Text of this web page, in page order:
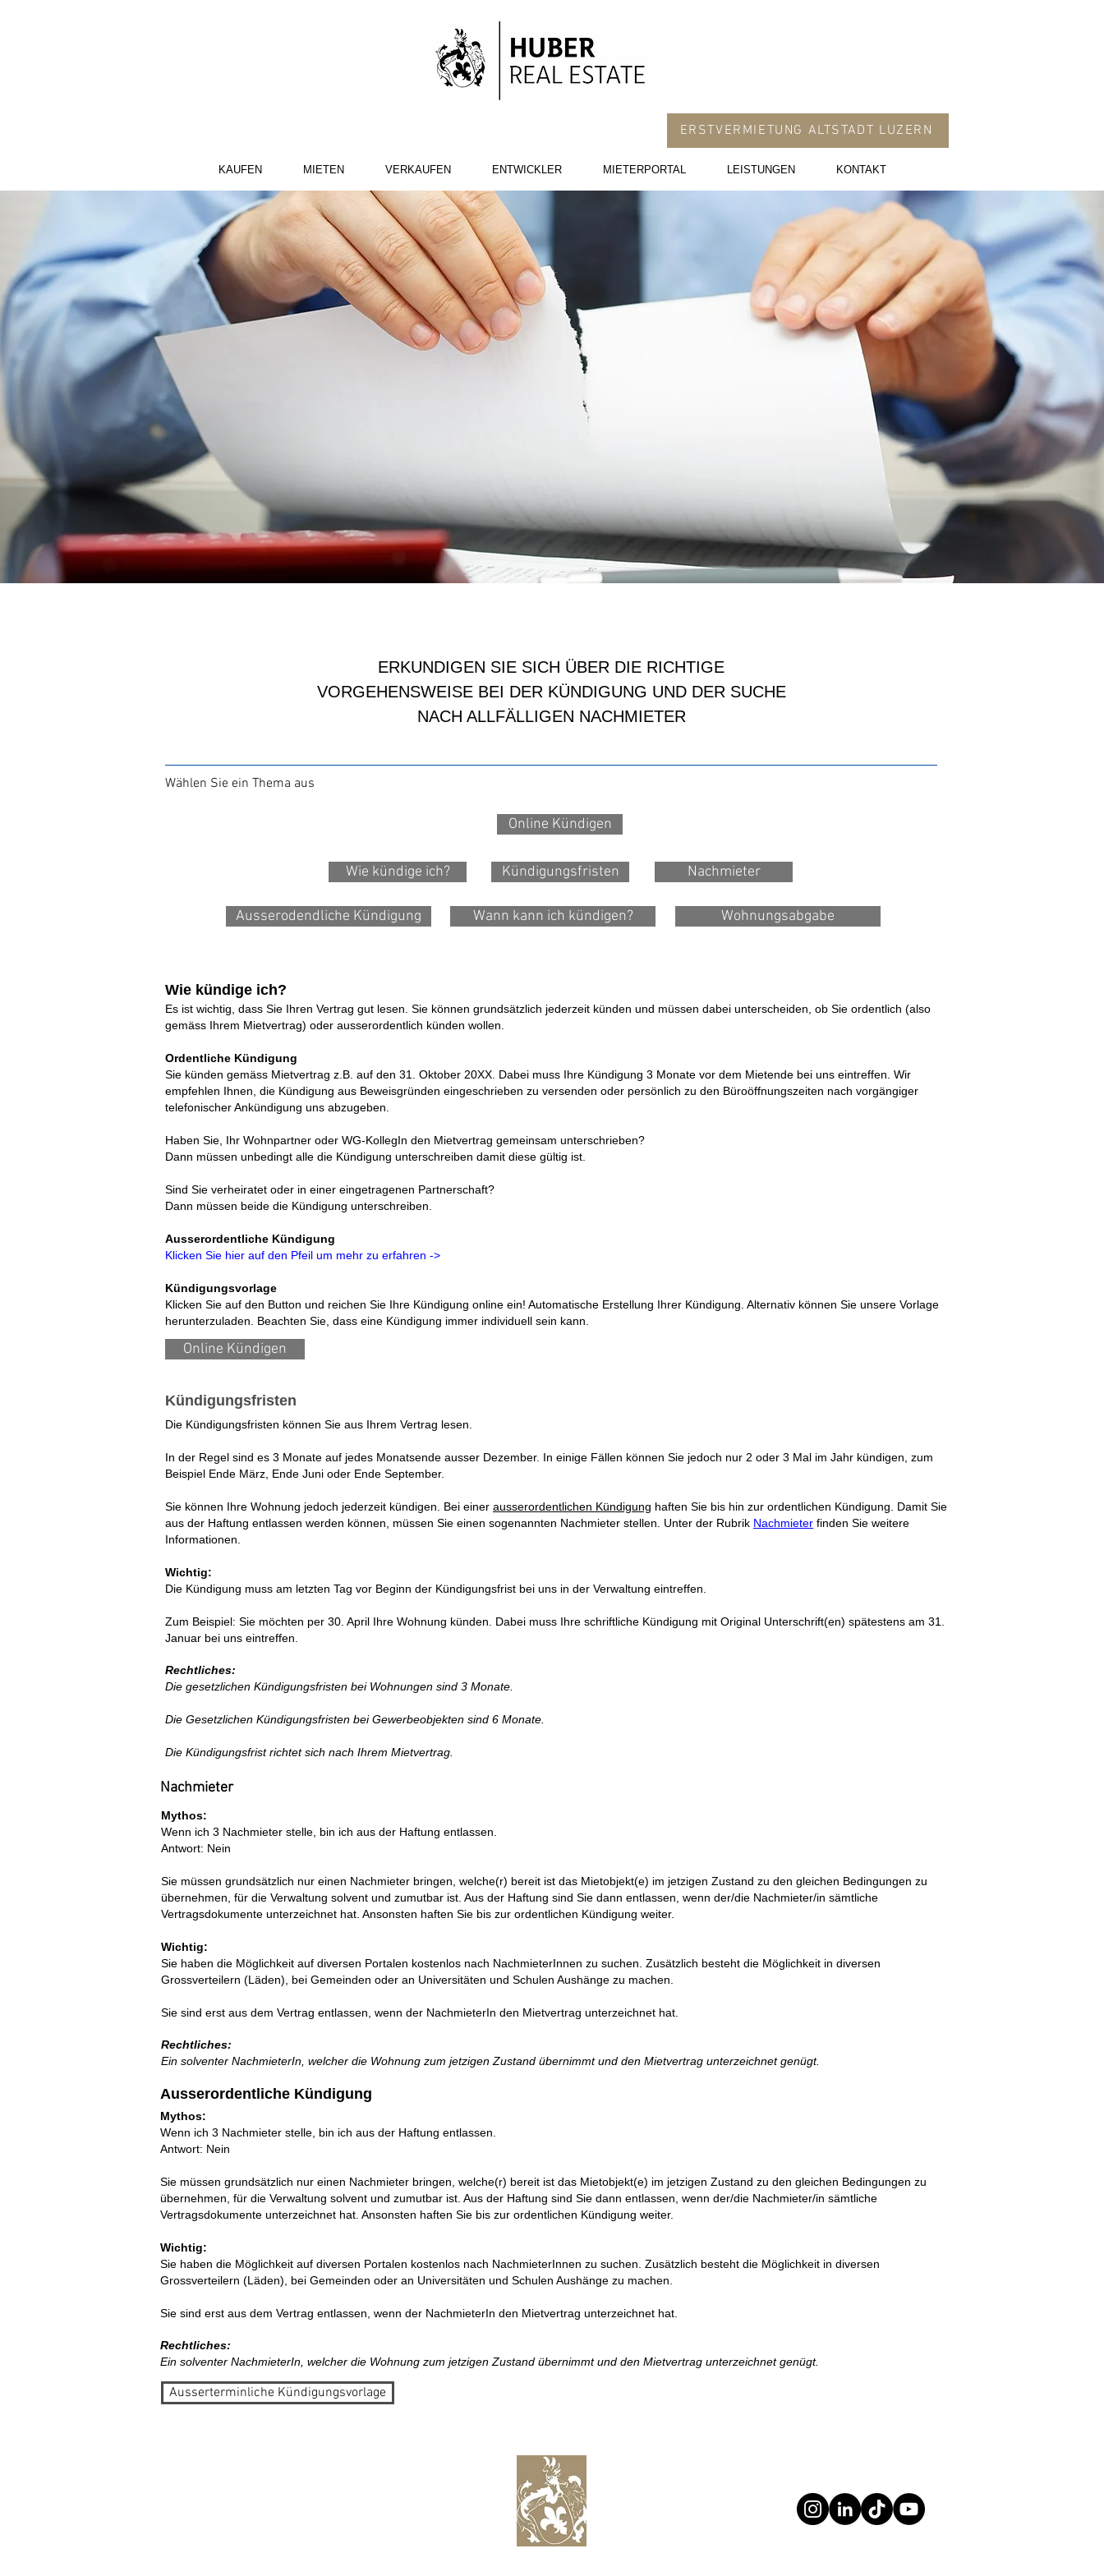
ERSTVERMIETUNG ALTSTADT LUZERN
KAUFEN MIETEN VERKAUFEN ENTWICKLER MIETERPORTAL LEISTUNGEN KONTAKT
DIE KÜNDIGUNG
ERKUNDIGEN SIE SICH ÜBER DIE RICHTIGE
VORGEHENSWEISE BEI DER KÜNDIGUNG UND DER SUCHE
NACH ALLFÄLLIGEN NACHMIETER
Wählen Sie ein Thema aus
Online Kündigen
Wie kündige ich? Kündigungsfristen Nachmieter
Ausserodendliche Kündigung Wann kann ich kündigen? Wohnungsabgabe
Wie kündige ich?
Es ist wichtig, dass Sie Ihren Vertrag gut lesen. Sie können grundsätzlich jederzeit künden und müssen dabei unterscheiden, ob Sie ordentlich (also
gemäss Ihrem Mietvertrag) oder ausserordentlich künden wollen.
Ordentliche Kündigung
Sie künden gemäss Mietvertrag z.B. auf den 31. Oktober 20XX. Dabei muss Ihre Kündigung 3 Monate vor dem Mietende bei uns eintreffen. Wir
empfehlen Ihnen, die Kündigung aus Beweisgründen eingeschrieben zu versenden oder persönlich zu den Büroöffnungszeiten nach vorgängiger
telefonischer Ankündigung uns abzugeben.
Haben Sie, Ihr Wohnpartner oder WG-KollegIn den Mietvertrag gemeinsam unterschrieben?
Dann müssen unbedingt alle die Kündigung unterschreiben damit diese gültig ist.
Sind Sie verheiratet oder in einer eingetragenen Partnerschaft?
Dann müssen beide die Kündigung unterschreiben.
Ausserordentliche Kündigung
Klicken Sie hier auf den Pfeil um mehr zu erfahren ->
Kündigungsvorlage
Klicken Sie auf den Button und reichen Sie Ihre Kündigung online ein! Automatische Erstellung Ihrer Kündigung. Alternativ können Sie unsere Vorlage
herunterzuladen. Beachten Sie, dass eine Kündigung immer individuell sein kann.
Online Kündigen
Kündigungsfristen
Die Kündigungsfristen können Sie aus Ihrem Vertrag lesen.
In der Regel sind es 3 Monate auf jedes Monatsende ausser Dezember. In einige Fällen können Sie jedoch nur 2 oder 3 Mal im Jahr kündigen, zum
Beispiel Ende März, Ende Juni oder Ende September.
Sie können Ihre Wohnung jedoch jederzeit kündigen. Bei einer ausserordentlichen Kündigung haften Sie bis hin zur ordentlichen Kündigung. Damit Sie
aus der Haftung entlassen werden können, müssen Sie einen sogenannten Nachmieter stellen. Unter der Rubrik Nachmieter finden Sie weitere
Informationen.
Wichtig:
Die Kündigung muss am letzten Tag vor Beginn der Kündigungsfrist bei uns in der Verwaltung eintreffen.
Zum Beispiel: Sie möchten per 30. April Ihre Wohnung künden. Dabei muss Ihre schriftliche Kündigung mit Original Unterschrift(en) spätestens am 31.
Januar bei uns eintreffen.
Rechtliches:
Die gesetzlichen Kündigungsfristen bei Wohnungen sind 3 Monate.
Die Gesetzlichen Kündigungsfristen bei Gewerbeobjekten sind 6 Monate.
Die Kündigungsfrist richtet sich nach Ihrem Mietvertrag.
Nachmieter
Mythos:
Wenn ich 3 Nachmieter stelle, bin ich aus der Haftung entlassen.
Antwort: Nein
Sie müssen grundsätzlich nur einen Nachmieter bringen, welche(r) bereit ist das Mietobjekt(e) im jetzigen Zustand zu den gleichen Bedingungen zu
übernehmen, für die Verwaltung solvent und zumutbar ist. Aus der Haftung sind Sie dann entlassen, wenn der/die Nachmieter/in sämtliche
Vertragsdokumente unterzeichnet hat. Ansonsten haften Sie bis zur ordentlichen Kündigung weiter.
Wichtig:
Sie haben die Möglichkeit auf diversen Portalen kostenlos nach NachmieterInnen zu suchen. Zusätzlich besteht die Möglichkeit in diversen
Grossverteilern (Läden), bei Gemeinden oder an Universitäten und Schulen Aushänge zu machen.
Sie sind erst aus dem Vertrag entlassen, wenn der NachmieterIn den Mietvertrag unterzeichnet hat.
Rechtliches:
Ein solventer NachmieterIn, welcher die Wohnung zum jetzigen Zustand übernimmt und den Mietvertrag unterzeichnet genügt.
Ausserordentliche Kündigung
Mythos:
Wenn ich 3 Nachmieter stelle, bin ich aus der Haftung entlassen.
Antwort: Nein
Sie müssen grundsätzlich nur einen Nachmieter bringen, welche(r) bereit ist das Mietobjekt(e) im jetzigen Zustand zu den gleichen Bedingungen zu
übernehmen, für die Verwaltung solvent und zumutbar ist. Aus der Haftung sind Sie dann entlassen, wenn der/die Nachmieter/in sämtliche
Vertragsdokumente unterzeichnet hat. Ansonsten haften Sie bis zur ordentlichen Kündigung weiter.
Wichtig:
Sie haben die Möglichkeit auf diversen Portalen kostenlos nach NachmieterInnen zu suchen. Zusätzlich besteht die Möglichkeit in diversen
Grossverteilern (Läden), bei Gemeinden oder an Universitäten und Schulen Aushänge zu machen.
Sie sind erst aus dem Vertrag entlassen, wenn der NachmieterIn den Mietvertrag unterzeichnet hat.
Rechtliches:
Ein solventer NachmieterIn, welcher die Wohnung zum jetzigen Zustand übernimmt und den Mietvertrag unterzeichnet genügt.
Ausserterminliche Kündigungsvorlage